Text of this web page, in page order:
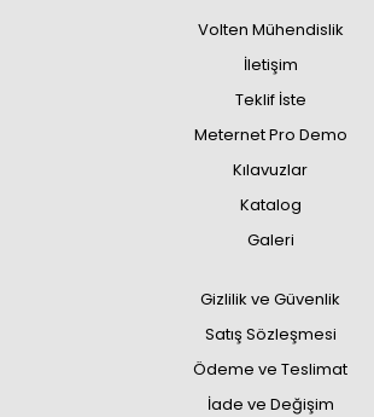
Volten Mühendislik
İletişim
Teklif İste
Meternet Pro Demo
Kılavuzlar
Katalog
Galeri
Gizlilik ve Güvenlik
Satış Sözleşmesi
Ödeme ve Teslimat
İade ve Değişim